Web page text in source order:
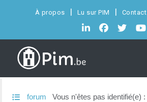
À propos Lu sur PIM Contact
forum Vous n'êtes pas identifié(e) :